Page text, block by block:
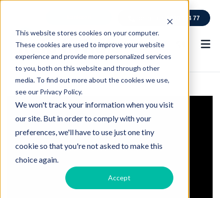
This website stores cookies on your computer.
These cookies are used to improve your website
experience and provide more personalized services
to you, both on this website and through other
media. To find out more about the cookies we use,
see our Privacy Policy.
We won't track your information when you visit
our site. But in order to comply with your
preferences, we'll have to use just one tiny
cookie so that you're not asked to make this
choice again.
Accept
0800 114 77